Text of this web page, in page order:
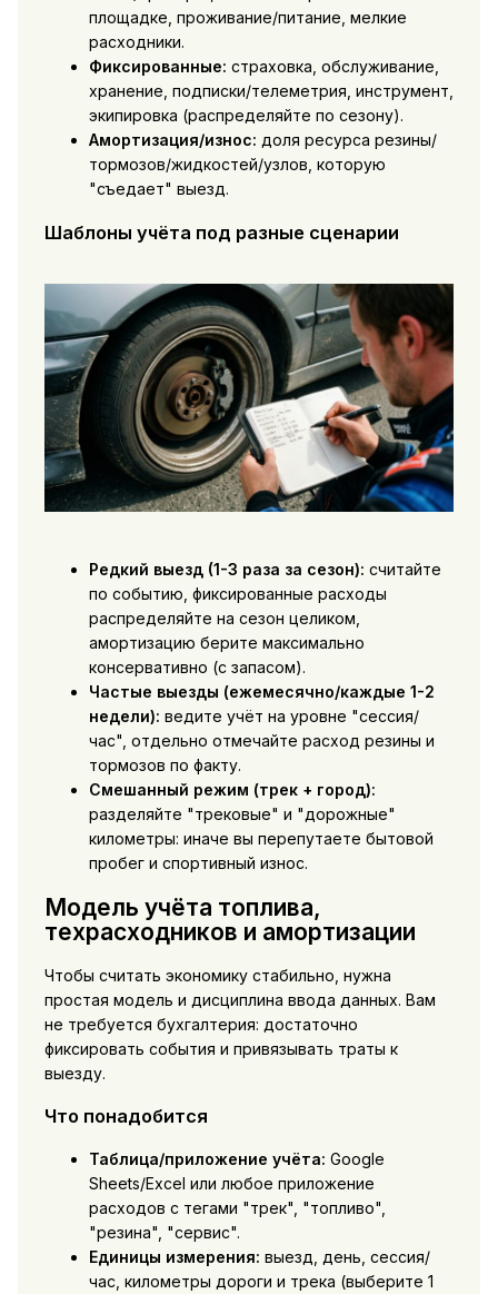
площадке, проживание/питание, мелкие
расходники.
Фиксированные: страховка, обслуживание,
хранение, подписки/телеметрия, инструмент,
экипировка (распределяйте по сезону).
Амортизация/износ: доля ресурса резины/
тормозов/жидкостей/узлов, которую
"съедает" выезд.
Шаблоны учёта под разные сценарии
Редкий выезд (1-3 раза за сезон): считайте
по событию, фиксированные расходы
распределяйте на сезон целиком,
амортизацию берите максимально
консервативно (с запасом).
Частые выезды (ежемесячно/каждые 1-2
недели): ведите учёт на уровне "сессия/
час", отдельно отмечайте расход резины и
тормозов по факту.
Смешанный режим (трек + город):
разделяйте "трековые" и "дорожные"
километры: иначе вы перепутаете бытовой
пробег и спортивный износ.
Модель учёта топлива,
техрасходников и амортизации
Чтобы считать экономику стабильно, нужна
простая модель и дисциплина ввода данных. Вам
не требуется бухгалтерия: достаточно
фиксировать события и привязывать траты к
выезду.
Что понадобится
Таблица/приложение учёта: Google
Sheets/Excel или любое приложение
расходов с тегами "трек", "топливо",
"резина", "сервис".
Единицы измерения: выезд, день, сессия/
час, километры дороги и трека (выберите 1